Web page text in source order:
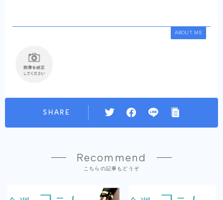
ABOUT ME
SHARE
Recommend
こちらの記事もどうぞ